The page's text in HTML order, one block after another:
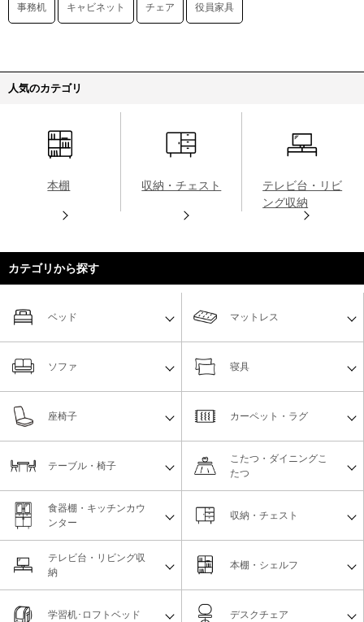
事務机 キャビネット チェア 役員家具
人気のカテゴリ
本棚 収納・チェスト
テレビ台・リビ
ング収納
カテゴリから探す
ベッド マットレス
ソファ 寝具
座椅子 カーペット・ラグ
テーブル・椅子
こたつ・ダイニングこ
たつ
食器棚・キッチンカウ
ンター
収納・チェスト
テレビ台・リビング収
納
本棚・シェルフ
学習机･ロフトベッド デスクチェア